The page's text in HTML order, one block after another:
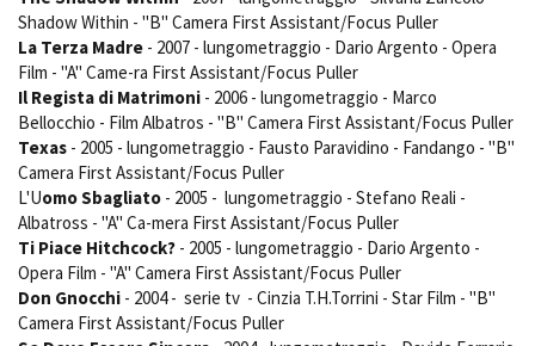
Shadow Within - "B" Camera First Assistant/Focus Puller
La Terza Madre - 2007 - lungometraggio - Dario Argento - Opera
Film - "A" Came-ra First Assistant/Focus Puller
Il Regista di Matrimoni - 2006 - lungometraggio - Marco
Bellocchio - Film Albatros - "B" Camera First Assistant/Focus Puller
Texas - 2005 - lungometraggio - Fausto Paravidino - Fandango - "B"
Camera First Assistant/Focus Puller
L'Uomo Sbagliato - 2005 - lungometraggio - Stefano Reali -
Albatross - "A" Ca-mera First Assistant/Focus Puller
Ti Piace Hitchcock? - 2005 - lungometraggio - Dario Argento -
Opera Film - "A" Camera First Assistant/Focus Puller
Don Gnocchi - 2004 - serie tv - Cinzia T.H.Torrini - Star Film - "B"
Camera First Assistant/Focus Puller